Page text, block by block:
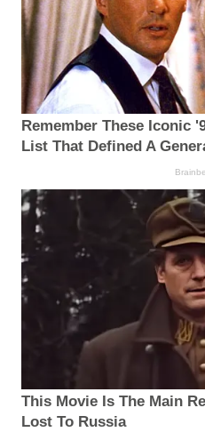
Remember These Iconic
List That Defined A
This Movie Is The Main
Lost To Russia